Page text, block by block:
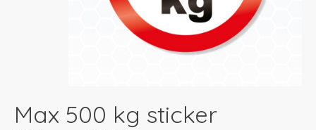
Max 500 kg sticker